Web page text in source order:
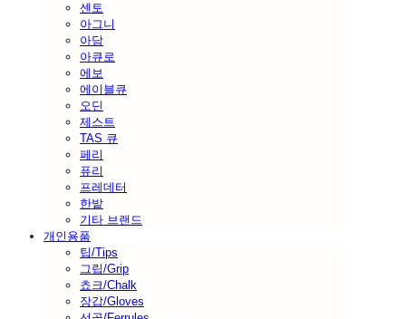
센토
아그니
아담
아큐로
에보
에이블큐
오딘
제스트
TAS 큐
페리
퓨리
프레데터
한밭
기타 브랜드
개인용품
팁/Tips
그립/Grip
쵸크/Chalk
장갑/Gloves